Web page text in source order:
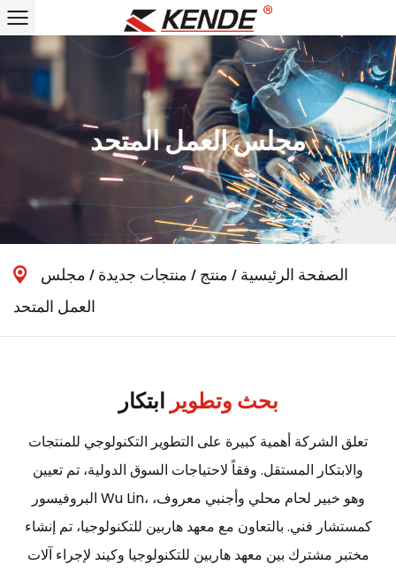
مجلس العمل المتحد
الصفحة الرئيسية / منتج / منتجات جديدة / مجلس
العمل المتحد
بحث وتطوير ابتكار
تعلق الشركة أهمية كبيرة على التطوير التكنولوجي للمنتجات
والابتكار المستقل. وفقاً لاحتياجات السوق الدولية، تم تعيين
البروفيسور Wu Lin، وهو خبير لحام محلي وأجنبي معروف،
كمستشار فني. بالتعاون مع معهد هاربين للتكنولوجيا، تم إنشاء
مختبر مشترك بين معهد هاربين للتكنولوجيا وكيند لإجراء آلات